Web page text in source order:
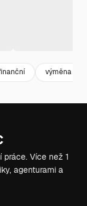
výměna
Více než 1
agenturami a